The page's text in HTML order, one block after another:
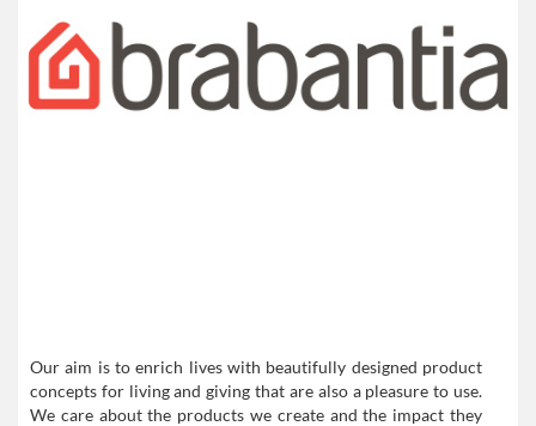
Our aim is to enrich lives with beautifully designed product
concepts for living and giving that are also a pleasure to use.
We care about the products we create and the impact they